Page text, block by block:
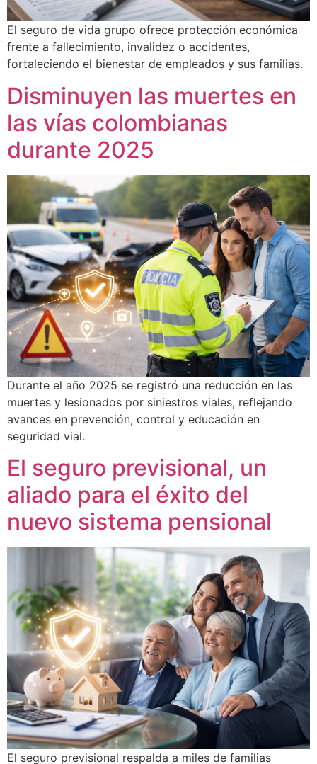
El seguro de vida grupo ofrece protección económica
frente a fallecimiento, invalidez o accidentes,
fortaleciendo el bienestar de empleados y sus familias.
Disminuyen las muertes en
las vías colombianas
durante 2025
Durante el año 2025 se registró una reducción en las
muertes y lesionados por siniestros viales, reflejando
avances en prevención, control y educación en
seguridad vial.
El seguro previsional, un
aliado para el éxito del
nuevo sistema pensional
El seguro previsional respalda a miles de familias